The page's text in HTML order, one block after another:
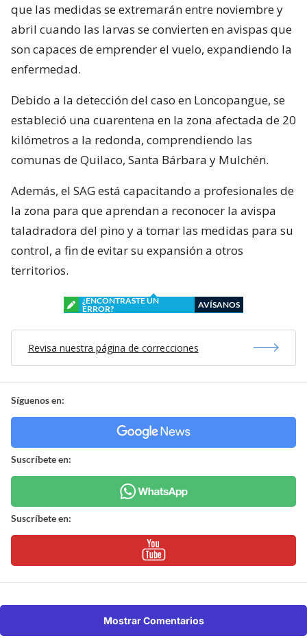
que las medidas se extremarán entre noviembre y
abril cuando las larvas se convierten en avispas que
son capaces de emprender el vuelo, expandiendo la
enfermedad.
Debido a la detección del caso en Loncopangue, se
estableció una cuarentena en la zona afectada de 20
kilómetros a la redonda, comprendiendo las
comunas de Quilaco, Santa Bárbara y Mulchén.
Además, el SAG está capacitando a profesionales de
la zona para que aprendan a reconocer la avispa
taladradora del pino y a tomar las medidas para su
control, a fin de evitar su expansión a otros
territorios.
¿ENCONTRASTE UN
ERROR?
AVÍSANOS
Revisa nuestra página de correcciones
Síguenos en:
Suscríbete en:
Suscríbete en:
Mostrar Comentarios